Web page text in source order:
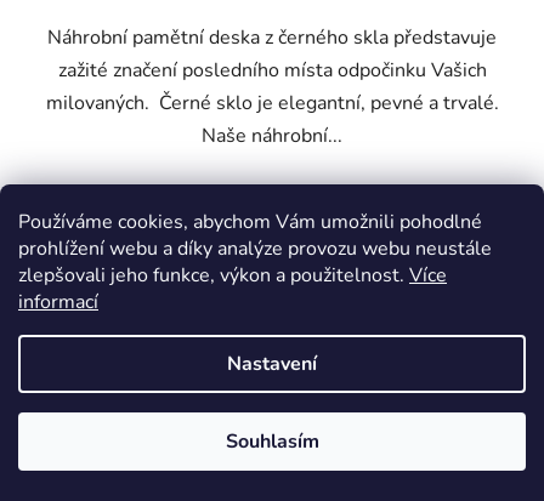
Používáme cookies, abychom Vám umožnili pohodlné
prohlížení webu a díky analýze provozu webu neustále
zlepšovali jeho funkce, výkon a použitelnost. Více
informací
Nastavení
Souhlasím
VÁŽENÍ ZÁKAZNÍCI, VZHLEDEM K VELKÉMU VYTÍŽENÍ A LETNÍM
DOVOLENÝM MŮŽE BÝT V TERMÍNU OD 15.7. DO 15.8.
ZPRACOVÁNÍ VAŠICH OBJEDNÁVEK OPOŽDĚNO. OBJEDNÁVKY
BUDOU PŘIJATY, MĚJTE PROSÍM TRPĚLIVOST PŘI JEJÍM
Náhrobní pamětní deska z černého skla představuje
zažité značení posledního místa odpočinku Vašich
milovaných. Černé sklo je elegantní, pevné a trvalé.
Naše náhrobní...
Kód:SK6040TX3